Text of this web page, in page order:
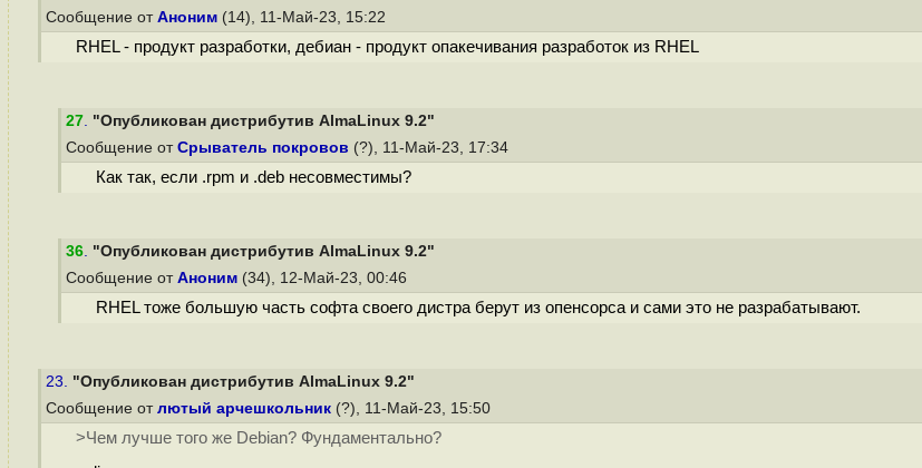
Сообщение от Аноним (14), 11-Май-23, 15:22
RHEL - продукт разработки, дебиан - продукт опакечивания разработок из RHEL
27. "Опубликован дистрибутив AlmaLinux 9.2"
Сообщение от Срыватель покровов (?), 11-Май-23, 17:34
Как так, если .rpm и .deb несовместимы?
36. "Опубликован дистрибутив AlmaLinux 9.2"
Сообщение от Аноним (34), 12-Май-23, 00:46
RHEL тоже большую часть софта своего дистра берут из опенсорса и сами это не разрабатывают.
23. "Опубликован дистрибутив AlmaLinux 9.2"
Сообщение от лютый арчешкольник (?), 11-Май-23, 15:50
>Чем лучше того же Debian? Фундаментально?